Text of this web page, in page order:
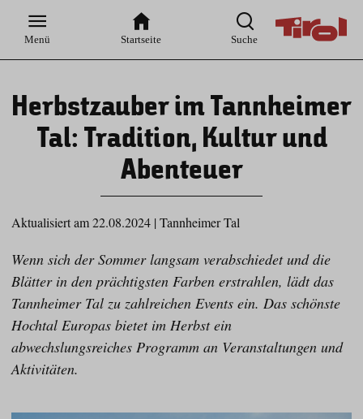
Hauptnavigation
Inhaltsbereich
Menü Startseite Suche
Herbstzauber im Tannheimer
Tal: Tradition, Kultur und
Abenteuer
Aktualisiert am 22.08.2024 | Tannheimer Tal
Wenn sich der Sommer langsam verabschiedet und die
Blätter in den prächtigsten Farben erstrahlen, lädt das
Tannheimer Tal zu zahlreichen Events ein. Das schönste
Hochtal Europas bietet im Herbst ein
abwechslungsreiches Programm an Veranstaltungen und
Aktivitäten.